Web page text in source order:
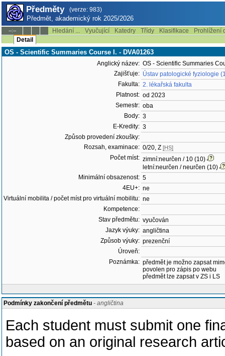
Předměty (verze: 983)
Předmět, akademický rok 2025/2026
--:-- Hledání ... Vyučující Katedry Třídy Klasifikace
Prohlížení
Detail
OS - Scientific Summaries Course I. - DVA01263
Anglický název: OS - Scientific Summaries
Zajišťuje: Ústav patologické fyziologie
Fakulta: 2. lékařská fakulta
Platnost: od 2023
Semestr: oba
Body: 3
E-Kredity: 3
Způsob provedení zkoušky:
Rozsah, examinace: 0/20, Z [HS]
Počet míst: zimní:neurčen / 10 (10)
letní:neurčen / neurčen (10)
Minimální obsazenost: 5
4EU+: ne
Virtuální mobilita / počet míst pro virtuální mobilitu: ne
Kompetence:
Stav předmětu: vyučován
Jazyk výuky: angličtina
Způsob výuky: prezenční
Úroveň:
Poznámka: předmět je možno zapsat
povolen pro zápis po webu
předmět lze zapsat v ZS i LS
Podmínky zakončení předmětu - angličtina
Each student must submit one
based on an original research